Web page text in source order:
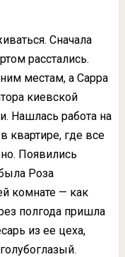
Сначала
расстались.
местам, а Сарра
киевской
Нашлась работа на
квартире, где все
Появились
Роза
комнате — как
полгода пришла
из ее цеха,